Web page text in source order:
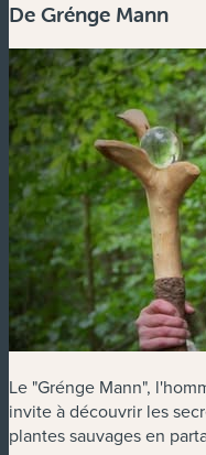
De Grénge Mann
Le "Grénge Mann",
invite à découvrir les
plantes sauvages en